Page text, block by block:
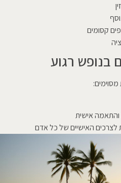
קסומים
בנופש רגוע
אישית
לצרכים האישיים של כל אדם